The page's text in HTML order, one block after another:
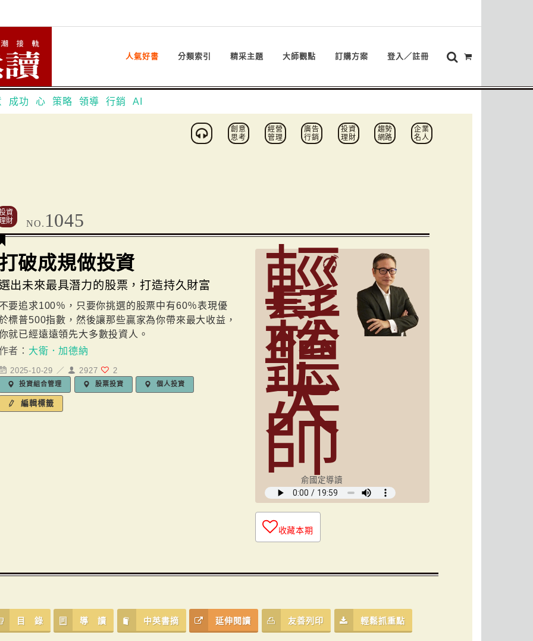
人氣好書 分類索引 精采主題 大師觀點 訂購方案 登入／註冊
成功 心 策略 領導 行銷 AI
創意
思考
經營
管理
廣告
行銷
投資
理財
趨勢
網路
企業
名人
資
財
NO. 1045
破成規做投資
出未來最具潛力的股票，打造持久財富
要追求100％，只要你挑選的股票中有60％表現優
標普500指數，然後讓那些贏家為你帶來最大收益，
就已經遠遠領先大多數投資人。
者： 大衛．加德納
2025-10-29 ／ 2927 2
投資組合管理 股票投資 個人投資
編輯標籤
輕
鬆
聽
大
師
俞國定導讀
收藏本期
目 錄 導 讀 中英書摘 延伸閱讀 友善列印 輕鬆抓重點